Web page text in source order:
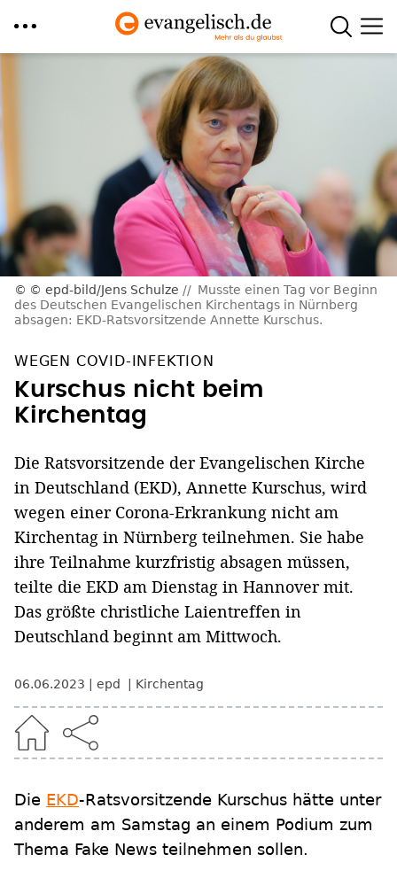
Direkt
© epd-bild/Jens Schulze
Musste einen Tag vor Beginn
des Deutschen Evangelischen Kirchentags in Nürnberg
absagen: EKD-Ratsvorsitzende Annette Kurschus.
WEGEN COVID-INFEKTION
Kurschus nicht beim
Kirchentag
Die Ratsvorsitzende der Evangelischen Kirche
in Deutschland (EKD), Annette Kurschus, wird
wegen einer Corona-Erkrankung nicht am
Kirchentag in Nürnberg teilnehmen. Sie habe
ihre Teilnahme kurzfristig absagen müssen,
teilte die EKD am Dienstag in Hannover mit.
Das größte christliche Laientreffen in
Deutschland beginnt am Mittwoch.
06.06.2023 epd Kirchentag
Die EKD-Ratsvorsitzende Kurschus hätte unter
anderem am Samstag an einem Podium zum
Thema Fake News teilnehmen sollen.